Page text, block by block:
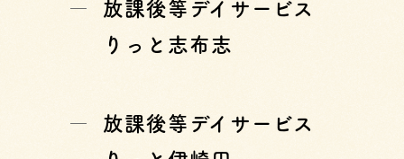
放課後等デイサービス
りっと志布志
放課後等デイサービス